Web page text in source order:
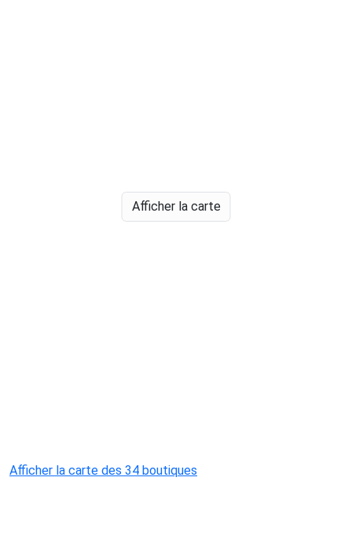
Afficher la carte
Afficher la carte des 34 boutiques